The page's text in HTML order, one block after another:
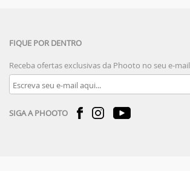
FIQUE POR DENTRO
Receba ofertas exclusivas da Phooto no seu e-mail
SIGA A PHOOTO